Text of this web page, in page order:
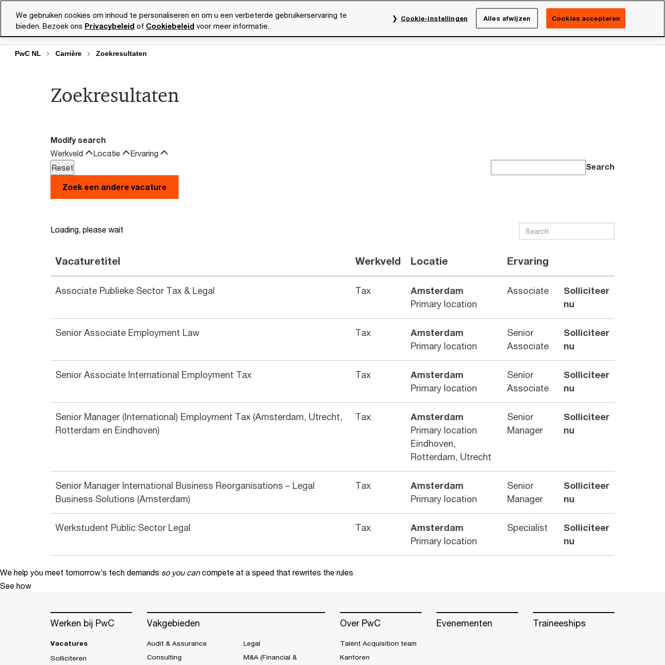
Vacatures Evenementen Over PwC
Netherlands
Search
PwC NL Carrière Zoekresultaten
Zoekresultaten
Modify search
Werkveld
Locatie
Ervaring
Search
Zoek een andere vacature
Loading, please wait
Vacaturetitel Werkveld Locatie Ervaring
Associate Publieke Sector Tax & Legal Tax
Amsterdam
Primary location
Associate
Solliciteer
nu
Senior Associate Employment Law Tax
Amsterdam
Primary location
Senior
Associate
Solliciteer
nu
Senior Associate International Employment Tax Tax
Amsterdam
Primary location
Senior
Associate
Solliciteer
nu
Senior Manager (International) Employment Tax (Amsterdam, Utrecht,
Rotterdam en Eindhoven)
Tax
Amsterdam
Primary location
Eindhoven,
Rotterdam, Utrecht
Senior
Manager
Solliciteer
nu
Senior Manager International Business Reorganisations – Legal
Business Solutions (Amsterdam)
Tax
Amsterdam
Primary location
Senior
Manager
Solliciteer
nu
Werkstudent Public Sector Legal Tax
Amsterdam
Primary location
Specialist
Solliciteer
nu
We help you meet tomorrow’s tech demands so you can compete at a speed that rewrites the rules
See how
Werken bij PwC
Vacatures
Solliciteren
Vakgebieden
Audit & Assurance
Consulting
Legal
M&A (Financial &
Over PwC
Talent Acquisition team
Kantoren
Evenementen Traineeships
We gebruiken cookies om inhoud te personaliseren en om u een verbeterde gebruikerservaring te
bieden. Bezoek ons Privacybeleid of Cookiebeleid voor meer informatie.
Cookie-instellingen Alles afwijzen Cookies accepteren